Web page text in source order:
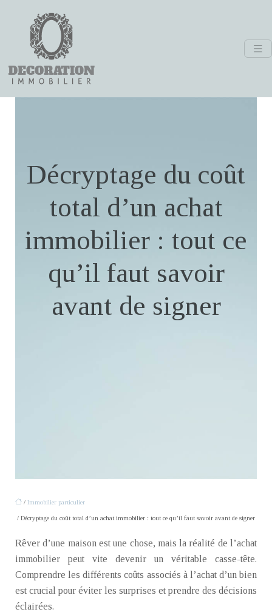
Décryptage du coût
total d’un achat
immobilier : tout ce
qu’il faut savoir
avant de signer
/ Immobilier particulier
/ Décryptage du coût total d’un achat immobilier : tout ce qu’il faut savoir avant de signer
Rêver d’une maison est une chose, mais la réalité de l’achat
immobilier peut vite devenir un véritable casse-tête.
Comprendre les différents coûts associés à l’achat d’un bien
est crucial pour éviter les surprises et prendre des décisions
éclairées.